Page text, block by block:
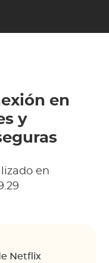
en
y
en
Netflix